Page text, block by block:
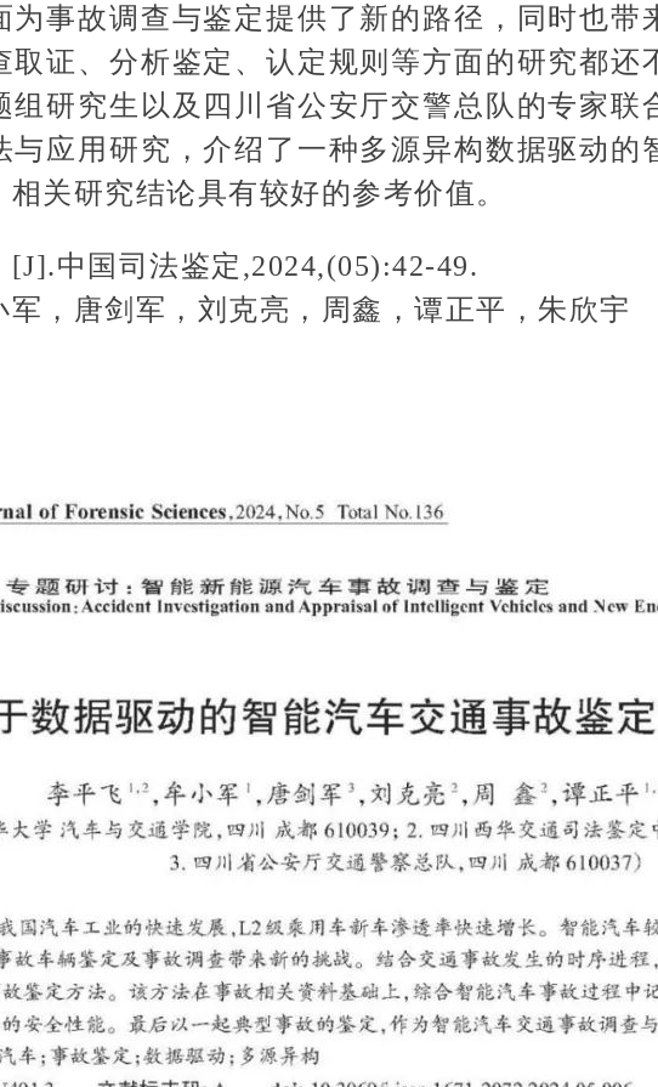
为事故调查与鉴定提供了新的路径，同时也带
取证、分析鉴定、认定规则等方面的研究都还
组研究生以及四川省公安厅交警总队的专家联
与应用研究，介绍了一种多源异构数据驱动的
关研究结论具有较好的参考价值。
[J].中国司法鉴定,2024,(05):42-49.
军，唐剑军，刘克亮，周鑫，谭正平，朱欣宇